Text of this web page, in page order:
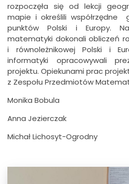
rozpoczęła się od lekcji
mapie i określili współrzędne
punktów Polski i Europy.
matematyki dokonali obliczeń
i równoleżnikowej Polski i
informatyki opracowywali
projektu. Opiekunami prac
z Zespołu Przedmiotów
Monika Bobula
Anna Jezierczak
Michał Lichosyt-Ogrodny